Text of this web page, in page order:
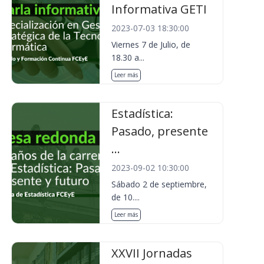
Informativa GETI
2023-07-03 18:30:00
Viernes 7 de Julio, de
18.30 a...
Leer más
Estadística:
Pasado, presente
...
2023-09-02 10:30:00
Sábado 2 de septiembre,
de 10....
Leer más
XXVII Jornadas